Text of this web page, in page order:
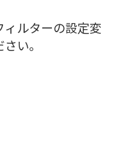
ルターの設定変
い。